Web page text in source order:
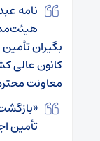
نامه
بگیران
کانون عالی
معاونت
تأمین